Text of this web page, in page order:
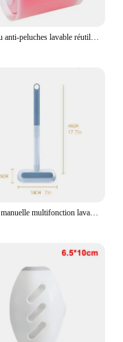
Rouleau anti-peluches lavable réutilisable, dissolvant pour vêtements, poils d'animaux, livres collants pour la maison
Brosse manuelle multifonction lavable pour animaux de compagnie, épilateur de poils de chat, peluches de chien, outils de livres, fournitures pour animaux de compagnie, ménage